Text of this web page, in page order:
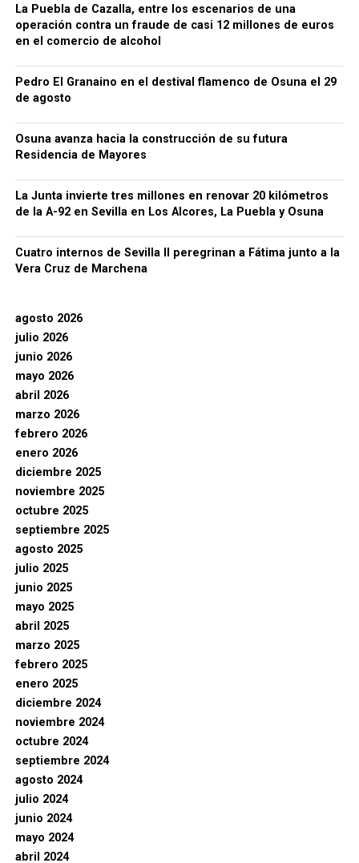
La Puebla de Cazalla, entre los escenarios de una
operación contra un fraude de casi 12 millones de euros
en el comercio de alcohol
Pedro El Granaino en el destival flamenco de Osuna el 29
de agosto
Osuna avanza hacia la construcción de su futura
Residencia de Mayores
La Junta invierte tres millones en renovar 20 kilómetros
de la A-92 en Sevilla en Los Alcores, La Puebla y Osuna
Cuatro internos de Sevilla II peregrinan a Fátima junto a la
Vera Cruz de Marchena
agosto 2026
julio 2026
junio 2026
mayo 2026
abril 2026
marzo 2026
febrero 2026
enero 2026
diciembre 2025
noviembre 2025
octubre 2025
septiembre 2025
agosto 2025
julio 2025
junio 2025
mayo 2025
abril 2025
marzo 2025
febrero 2025
enero 2025
diciembre 2024
noviembre 2024
octubre 2024
septiembre 2024
agosto 2024
julio 2024
junio 2024
mayo 2024
abril 2024